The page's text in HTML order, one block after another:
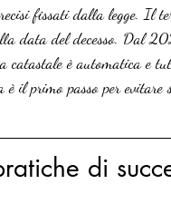
fissati dalla legge. Il
data del decesso. Dal
catastale è automatica e
è il primo passo per
di